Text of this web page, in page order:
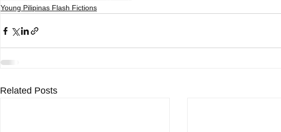
Young Pilipinas Flash Fictions
Related Posts